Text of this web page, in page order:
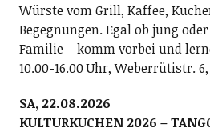
Würste vom Grill, Kaffee,
Begegnungen. Egal ob jung
Familie – komm vorbei und
10.00-16.00 Uhr, Weberrütistr.
SA, 22.08.2026
KULTURKUCHEN 2026 –